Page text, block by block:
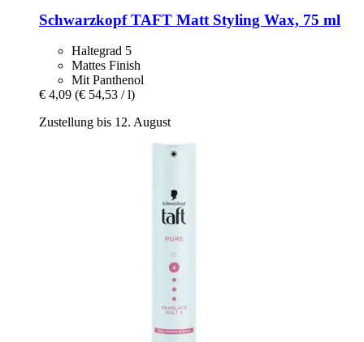
SchwarzkopfTAFT Matt Styling Wax, 75 ml
Haltegrad 5
Mattes Finish
Mit Panthenol
€ 4,09 (€ 54,53 / l)
Zustellung bis 12. August